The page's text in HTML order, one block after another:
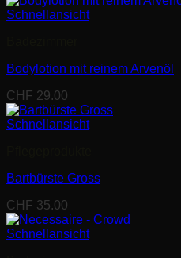
Schnellansicht
Bodylotion mit reinem Arvenöl
CHF 29.00
Schnellansicht
Bartbürste Gross
CHF 35.00
Schnellansicht